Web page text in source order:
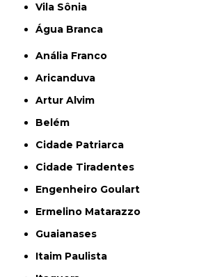
Vila Sônia
Água Branca
Anália Franco
Aricanduva
Artur Alvim
Belém
Cidade Patriarca
Cidade Tiradentes
Engenheiro Goulart
Ermelino Matarazzo
Guaianases
Itaim Paulista